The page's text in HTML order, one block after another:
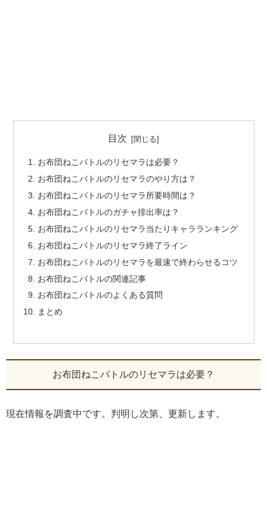
目次
お布団ねこバトルのリセマラは必要？
お布団ねこバトルのリセマラのやり方は？
お布団ねこバトルのリセマラ所要時間は？
お布団ねこバトルのガチャ排出率は？
お布団ねこバトルのリセマラ当たりキャラランキング
お布団ねこバトルのリセマラ終了ライン
お布団ねこバトルのリセマラを最速で終わらせるコツ
お布団ねこバトルの関連記事
お布団ねこバトルのよくある質問
まとめ
お布団ねこバトルのリセマラは必要？
現在情報を調査中です。判明し次第、更新します。